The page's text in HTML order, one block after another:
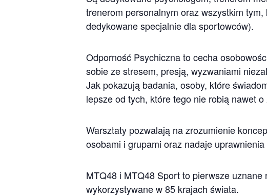
trenerom personalnym oraz wszystkim
dedykowane specjalnie dla sportowców).
Odporność Psychiczna to cecha
sobie ze stresem, presją, wyzwaniami
Jak pokazują badania, osoby, które
lepsze od tych, które tego nie robią nawet o
Warsztaty pozwalają na zrozumienie
osobami i grupami oraz nadaje
MTQ48 i MTQ48 Sport to pierwsze
wykorzystywane w 85 krajach świata.